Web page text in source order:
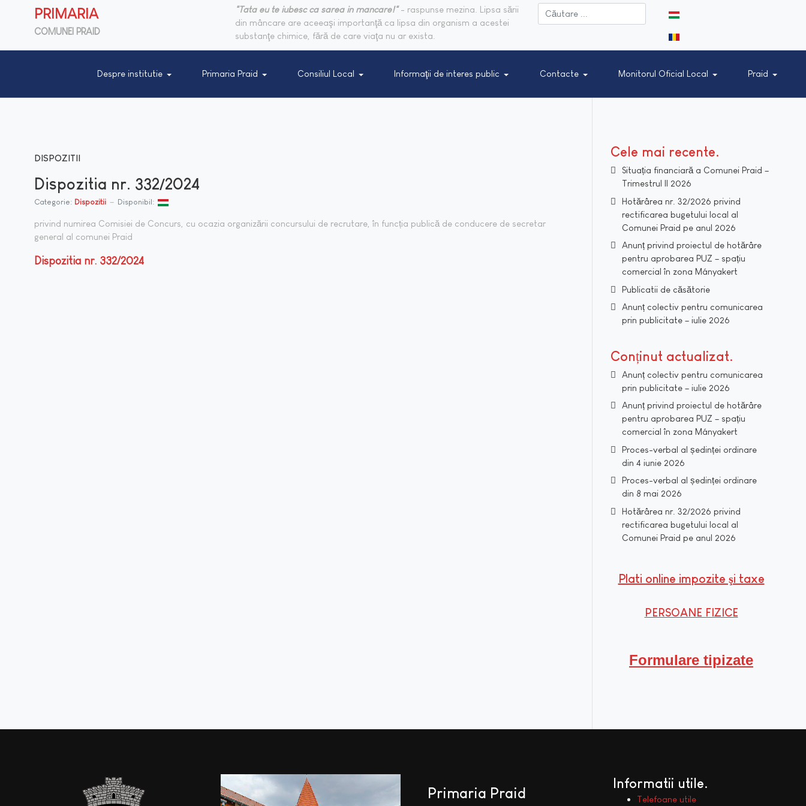
PRIMARIA
COMUNEI PRAID
"Tata eu te iubesc ca sarea in mancare!"- raspunse mezina. Lipsa sării
din mâncare are aceeaşi importanţă ca lipsa din organism a acestei
substanţe chimice, fără de care viaţa nu ar exista.
Despre institutie Primaria Praid Consiliul Local Informaţii de interes public Contacte Monitorul Oficial Local Praid
DISPOZITII
Dispozitia nr. 332/2024
Categorie: Dispozitii Disponibil:
privind numirea Comisiei de Concurs, cu ocazia organizării concursului de recrutare, în funcția publică de conducere de secretar
general al comunei Praid
Dispozitia nr. 332/2024
Cele mai recente
Situația financiară a Comunei Praid –
Trimestrul II 2026
Hotărârea nr. 32/2026 privind
rectificarea bugetului local al
Comunei Praid pe anul 2026
Anunț privind proiectul de hotărâre
pentru aprobarea PUZ – spațiu
comercial în zona Mányakert
Publicatii de căsătorie
Anunț colectiv pentru comunicarea
prin publicitate – iulie 2026
Conținut actualizat
Anunț colectiv pentru comunicarea
prin publicitate – iulie 2026
Anunț privind proiectul de hotărâre
pentru aprobarea PUZ – spațiu
comercial în zona Mányakert
Proces-verbal al ședinței ordinare
din 4 iunie 2026
Proces-verbal al ședinței ordinare
din 8 mai 2026
Hotărârea nr. 32/2026 privind
rectificarea bugetului local al
Comunei Praid pe anul 2026
Plati online impozite şi taxe
PERSOANE FIZICE
Formulare tipizate
Primaria Praid
Informatii utile
Telefoane utile